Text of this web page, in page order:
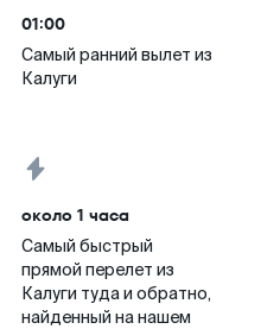
01:00
Самый ранний вылет из
Калуги
около 1 часа
Самый быстрый
прямой перелет из
Калуги туда и обратно,
найденный на нашем